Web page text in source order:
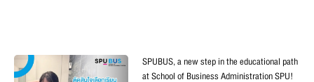
SPUBUS, a new step in the educational path
at School of Business Administration SPU!